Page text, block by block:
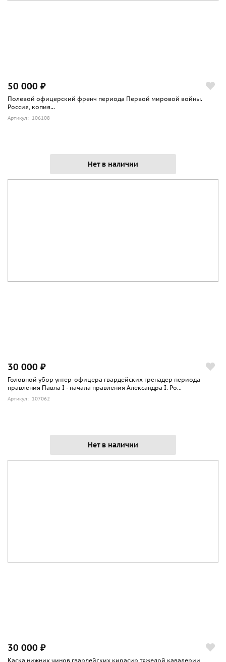
50 000 ₽
Полевой офицерский френч периода Первой мировой войны.
Россия, копия...
Артикул: 106108
Нет в наличии
30 000 ₽
Головной убор унтер-офицера гвардейских гренадер периода
правления Павла I - начала правления Александра I. Ро...
Артикул: 107062
Нет в наличии
30 000 ₽
Каска нижних чинов гвардейских кирасир тяжелой кавалерии,